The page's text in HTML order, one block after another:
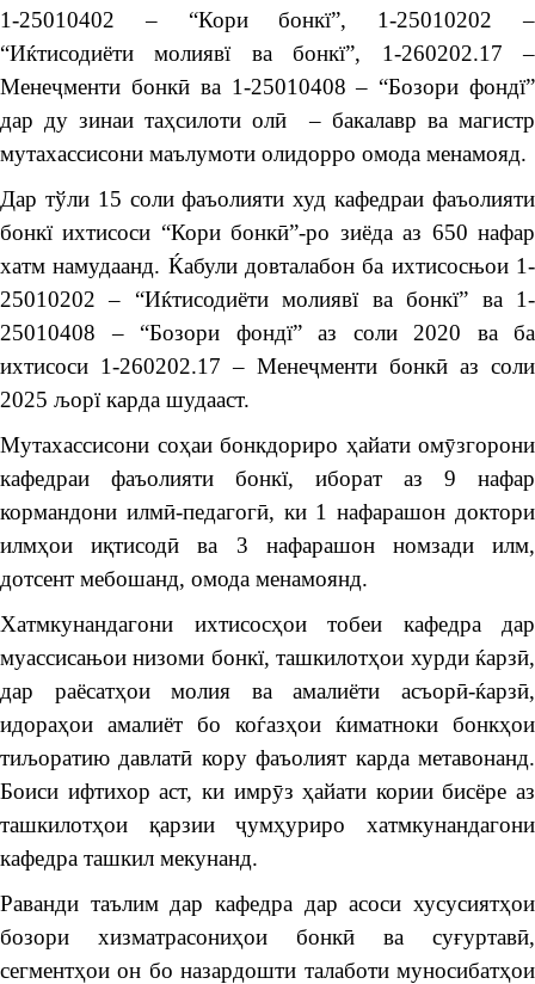
1-25010402 – “Кори бонкї”, 1-25010202 –
“Иќтисодиёти молиявї ва бонкї”, 1-260202.17 –
Менеҷменти бонкӣ ва 1-25010408 – “Бозори фондї”
дар ду зинаи таҳсилоти олӣ – бакалавр ва магистр
мутахассисони маълумоти олидорро омода менамояд.
Дар тўли 15 соли фаъолияти худ кафедраи фаъолияти
бонкї ихтисоси “Кори бонкӣ”-ро зиёда аз 650 нафар
хатм намудаанд. Ќабули довталабон ба ихтисосњои 1-
25010202 – “Иќтисодиёти молиявї ва бонкї” ва 1-
25010408 – “Бозори фондї” аз соли 2020 ва ба
ихтисоси 1-260202.17 – Менеҷменти бонкӣ аз соли
2025 љорї карда шудааст.
Мутахассисони соҳаи бонкдориро ҳайати омӯзгорони
кафедраи фаъолияти бонкї, иборат аз 9 нафар
кормандони илмӣ-педагогӣ, ки 1 нафарашон доктори
илмҳои иқтисодӣ ва 3 нафарашон номзади илм,
дотсент мебошанд, омода менамоянд.
Хатмкунандагони ихтисосҳои тобеи кафедра дар
муассисањои низоми бонкї, ташкилотҳои хурди ќарзӣ,
дар раёсатҳои молия ва амалиёти асъорӣ-ќарзӣ,
идораҳои амалиёт бо коѓазҳои ќиматноки бонкҳои
тиљоратию давлатӣ кору фаъолият карда метавонанд.
Боиси ифтихор аст, ки имрӯз ҳайати кории бисёре аз
ташкилотҳои қарзии ҷумҳуриро хатмкунандагони
кафедра ташкил мекунанд.
Раванди таълим дар кафедра дар асоси хусусиятҳои
бозори хизматрасониҳои бонкӣ ва суғуртавӣ,
сегментҳои он бо назардошти талаботи муносибатҳои